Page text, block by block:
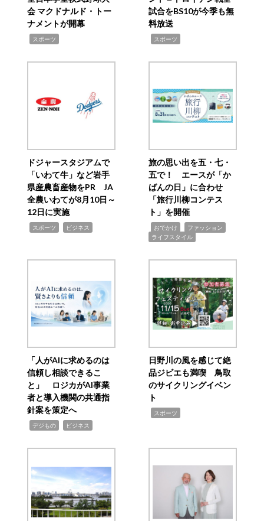
会 マクドナルド・トー
ナメントが開幕
スポーツ
試合をBS10が今季も無
料放送
スポーツ
ドジャースタジアムで
「いわて牛」など岩手
県産農畜産物をPR JA
全農いわてが8月10日～
12日に実施
スポーツ ビジネス
旅の思い出を五・七・
五で！ エースが「か
ばんの日」に合わせ
「旅行川柳コンテス
ト」を開催
おでかけ ファッション
ライフスタイル
「人がAIに求めるのは
信頼し相談できるこ
と」 ロジカがAI事業
者と導入機関の共通指
針案を策定へ
デジもの ビジネス
日野川の風を感じて絶
品ジビエも満喫 鳥取
のサイクリングイベン
ト
スポーツ